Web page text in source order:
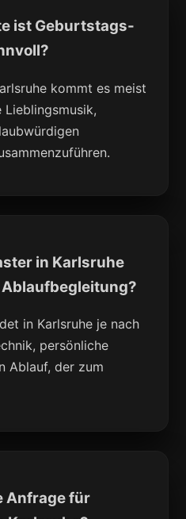
ist Geburtstags-
kommt es meist
in Karlsruhe
in Karlsruhe je nach
persönliche
Ablauf, der zum
Anfrage für